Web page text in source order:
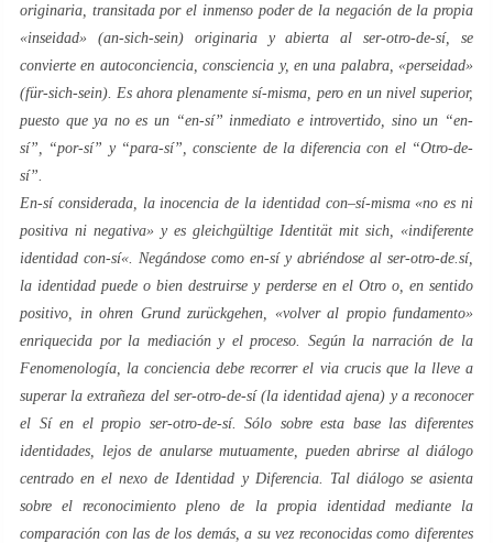
originaria, transitada por el inmenso poder de la negación de la propia
«inseidad» (an-sich-sein) originaria y abierta alser-otro-de-sí, se
convierte en autoconciencia,consciencia y, en una palabra, «perseidad»
(für-sich-sein). Es ahora plenamentesí-misma , pero en un nivel superior,
puesto que ya no es un “en-sí” inmediato e introvertido, sino un “en-
sí”, “por-sí” y“para-sí”, consciente de la diferencia con el “Otro-de-
sí”.
En-sí considerada, la inocencia de la identidad con–sí-misma«no es ni
positiva ni negativa» y es gleichgültige Identität mit sich , «indiferente
identidad con-sí«. Negándose como en-síy abriéndose al ser-otro-de.sí,
la identidad puede o bien destruirse y perderse en el Otroo, en sentido
positivo, in ohren Grund zurückgehen , «volver al propio fundamento»
enriquecida por la mediación y el proceso. Según la narración de la
Fenomenología , la conciencia debe recorrer el via crucisque la lleve a
superar la extrañeza del ser-otro-de-sí(la identidad ajena) y a reconocer
el Síen el propio ser-otro-de-sí. Sólo sobre esta base las diferentes
identidades, lejos de anularse mutuamente, pueden abrirse al diálogo
centrado en el nexo de Identidad y Diferencia. Tal diálogo se asienta
sobre el reconocimiento pleno de la propia identidad mediante la
comparación con las de los demás, a su vez reconocidas como diferentes